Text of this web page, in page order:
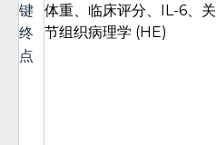
键
终
点
体重、临床评分、IL-6、关
节组织病理学 (HE)